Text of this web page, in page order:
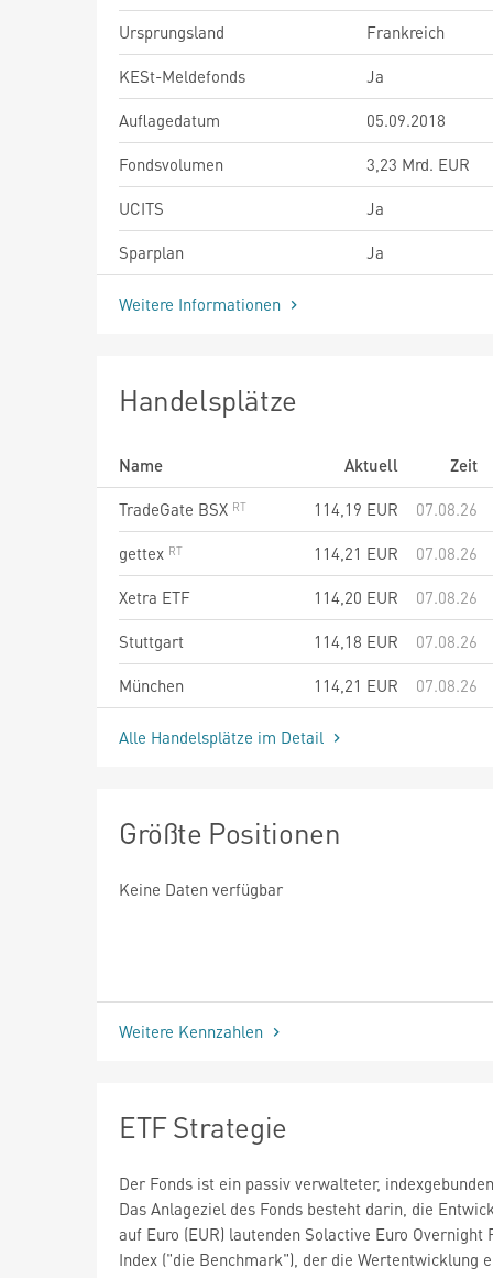
Ursprungsland
Frankreich
KESt-Meldefonds
Ja
Auflagedatum
05.09.2018
Fondsvolumen
3,23 Mrd. EUR
UCITS
Ja
Sparplan
Ja
Weitere Informationen
Handelsplätze
Name Aktuell
Zeit
TradeGate BSX
114,19 EUR
07.08.26
gettex
114,21 EUR
07.08.26
Xetra ETF
114,20 EUR
07.08.26
Stuttgart
114,18 EUR
07.08.26
München
114,21 EUR 07.08.26
Alle Handelsplätze im Detail
Größte Positionen
Keine Daten verfügbar
Weitere Kennzahlen
ETF Strategie
Der Fonds ist ein passiv verwalteter,
Das Anlageziel des Fonds besteht darin, die
auf Euro (EUR) lautenden Solactive Euro Overnight
Index ("die Benchmark"), der die Wertentwicklung